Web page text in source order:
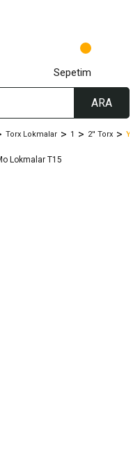
ARA
Sepetim
Torx Lokmalar 1 2'' Torx